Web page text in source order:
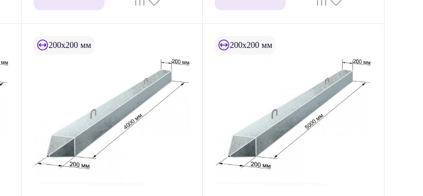
200x200 мм 200x200 мм